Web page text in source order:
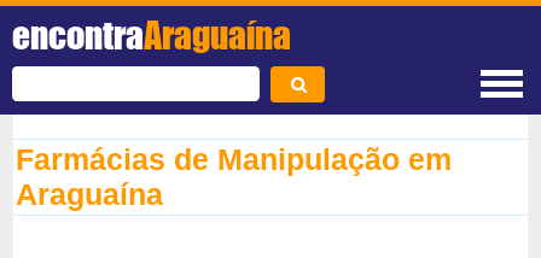
encontraAraguaína
Farmácias de Manipulação em
Araguaína